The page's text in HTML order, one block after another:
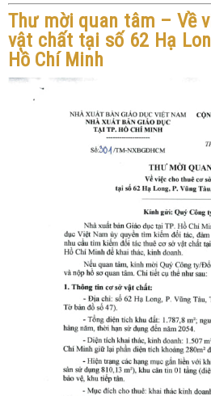
Thư mời quan tâm – Về
vật chất tại số 62 Hạ
Hồ Chí Minh